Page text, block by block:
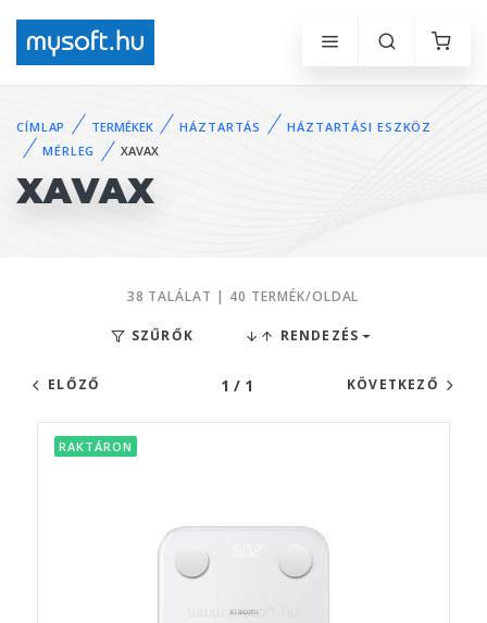
CÍMLAP TERMÉKEK HÁZTARTÁS
HÁZTARTÁSI ESZKÖZ
MÉRLEG
XAVAX
XAVAX
38 TALÁLAT | 40 TERMÉK/OLDAL
SZŰRŐK RENDEZÉS
ELŐZŐ 1 / 1 KÖVETKEZŐ
RAKTÁRON